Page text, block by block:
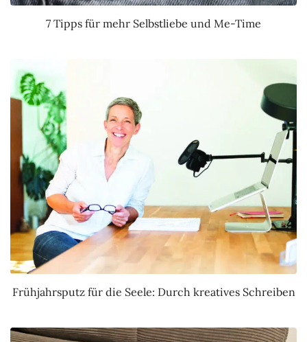
7 Tipps für mehr Selbstliebe und Me-Time
Frühjahrsputz für die Seele: Durch kreatives Schreiben